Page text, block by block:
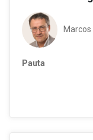
Pauta